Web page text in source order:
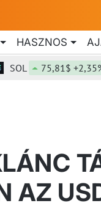
HASZNOS
75,81$ +2,35%
AZ